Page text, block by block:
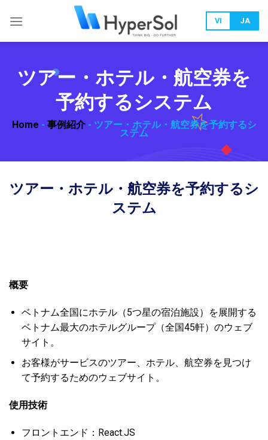
VI JA
ツアー・ホテル・航空券を
予約するシステム
Home - 事例紹介- ツアー・ホテル・航空券を予約するシ
ステム
ツアー・ホテル・航空券を予約するシ
ステム
概要
ベトナム全国にホテル（5つ星の宿泊施設）を展開する
ベトナム最大のホテルグループ（全国45軒）のウェブ
サイト。
お客様がサービスのツアー、ホテル、航空券を見つけ
て予約するためのウェブサイト。
使用技術
フロントエンド：React.JS